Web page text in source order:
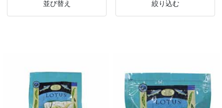
並び替え 絞り込む